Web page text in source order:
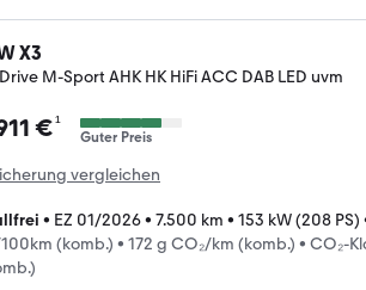
X3
M-Sport AHK HK HiFi ACC DAB LED uvm
€¹
Guter Preis
vergleichen
• EZ 01/2026• 7.500 km • 153 kW (208 PS)
(komb.) • 172 g CO₂/km (komb.) • CO₂-